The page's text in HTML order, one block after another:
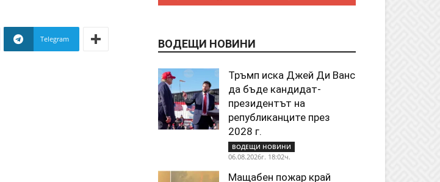
Telegram ВОДЕЩИ НОВИНИ
Тръмп иска Джей Ди Ванс
да бъде кандидат-
президентът на
републиканците през
2028 г.
ВОДЕЩИ НОВИНИ
06.08.2026г. 18:02ч.
Мащабен пожар край